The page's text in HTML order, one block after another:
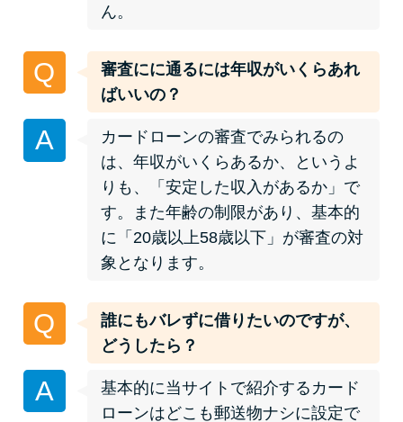
処法3つ
家賃払えないが強制退去は避け
たい…市役所に相談より賢い方
法2選
街金とは？絶対審査通る？借金
に悩む人へ街金をおすすめしな
い理由
質屋でお金を借りるには？年利
やシステムをカードローンと比
較
ん。
Q
審査にに通るには年収がいくらあれ
ばいいの？
A
カードローンの審査でみられるの
は、年収がいくらあるか、というよ
りも、「安定した収入があるか」で
す。また年齢の制限があり、基本的
に「20歳以上58歳以下」が審査の対
象となります。
Q
誰にもバレずに借りたいのですが、
どうしたら？
A
基本的に当サイトで紹介するカード
ローンはどこも郵送物ナシに設定で